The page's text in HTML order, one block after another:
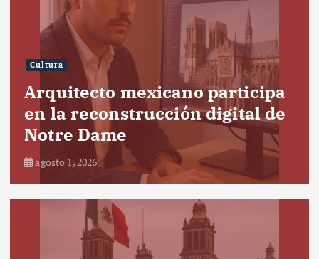
Cultura
Arquitecto mexicano participa
en la reconstrucción digital de
Notre Dame
agosto 1, 2026